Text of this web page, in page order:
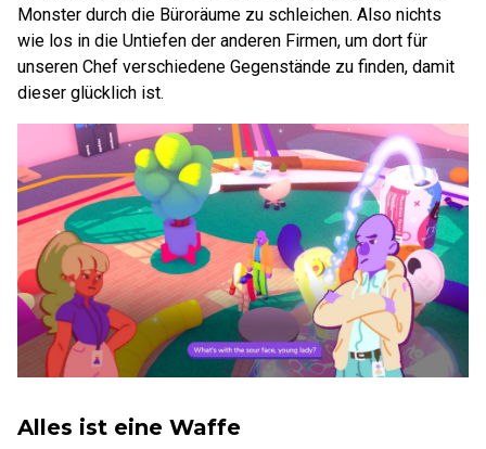
Monster durch die Büroräume zu schleichen. Also nichts
wie los in die Untiefen der anderen Firmen, um dort für
unseren Chef verschiedene Gegenstände zu finden, damit
dieser glücklich ist.
Alles ist eine Waffe